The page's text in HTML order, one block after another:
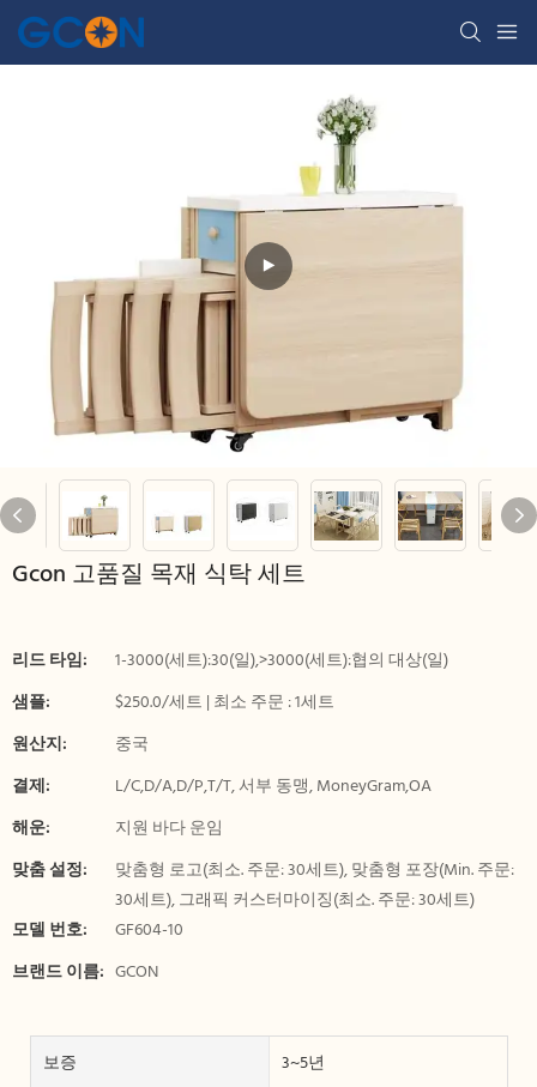
Gcon 고품질 목재 식탁 세트
리드 타임:
1-3000(세트):30(일),>3000(세트):협의 대상(일)
샘플:
$250.0/세트 | 최소 주문 : 1세트
원산지:
중국
결제:
L/C,D/A,D/P,T/T, 서부 동맹, MoneyGram,OA
해운:
지원 바다 운임
맞춤 설정:
맞춤형 로고(최소. 주문: 30세트), 맞춤형 포장(Min. 주문:
30세트), 그래픽 커스터마이징(최소. 주문: 30세트)
모델 번호:
GF604-10
브랜드 이름: GCON
보증
3~5년